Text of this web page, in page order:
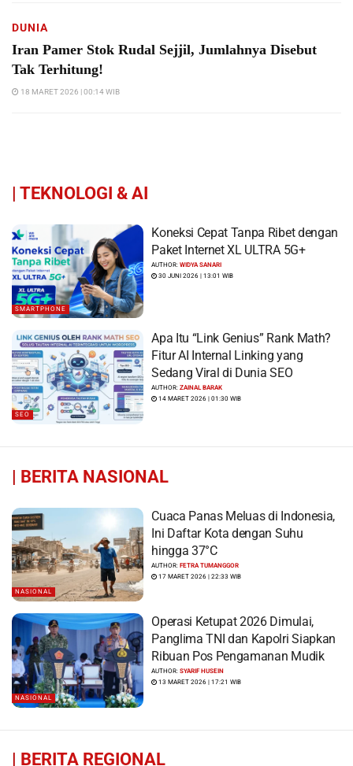
DUNIA
Iran Pamer Stok Rudal Sejjil, Jumlahnya Disebut
Tak Terhitung!
18 MARET 2026 | 00:14 WIB
| TEKNOLOGI & AI
SMARTPHONE
Koneksi Cepat Tanpa Ribet dengan
Paket Internet XL ULTRA 5G+
AUTHOR:WIDYA SANARI
30 JUNI 2026 | 13:01 WIB
SEO
Apa Itu “Link Genius” Rank Math?
Fitur AI Internal Linking yang
Sedang Viral di Dunia SEO
AUTHOR:ZAINAL BARAK
14 MARET 2026 | 01:30 WIB
| BERITA NASIONAL
NASIONAL
Cuaca Panas Meluas di Indonesia,
Ini Daftar Kota dengan Suhu
hingga 37°C
AUTHOR:FETRA TUMANGGOR
17 MARET 2026 | 22:33 WIB
NASIONAL
Operasi Ketupat 2026 Dimulai,
Panglima TNI dan Kapolri Siapkan
Ribuan Pos Pengamanan Mudik
AUTHOR:SYARIF HUSEIN
13 MARET 2026 | 17:21 WIB
BERITA REGIONAL